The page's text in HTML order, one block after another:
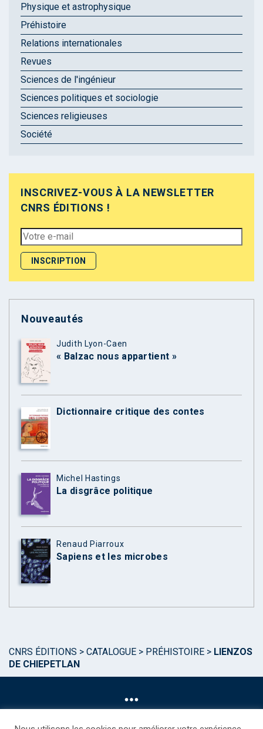
Physique et astrophysique
Préhistoire
Relations internationales
Revues
Sciences de l'ingénieur
Sciences politiques et sociologie
Sciences religieuses
Société
INSCRIVEZ-VOUS À LA NEWSLETTER
CNRS ÉDITIONS !
Nouveautés
Judith Lyon-Caen
« Balzac nous appartient »
Dictionnaire critique des contes
Michel Hastings
La disgrâce politique
Renaud Piarroux
Sapiens et les microbes
CNRS ÉDITIONS > CATALOGUE > PRÉHISTOIRE > LIENZOS
DE CHIEPETLAN